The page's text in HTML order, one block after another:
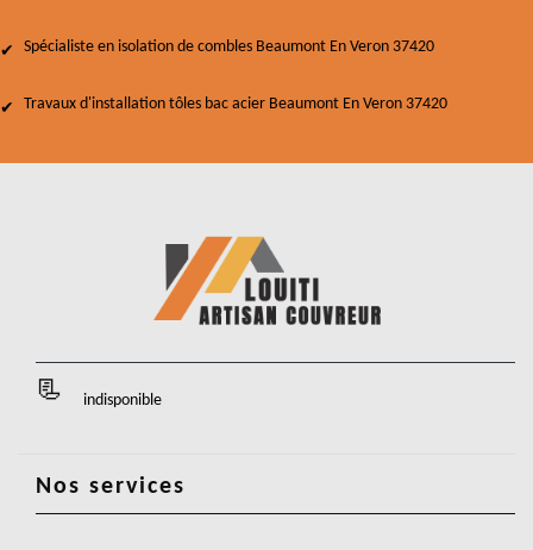
Spécialiste en isolation de combles Beaumont En Veron 37420
Travaux d'installation tôles bac acier Beaumont En Veron 37420
indisponible
Nos services